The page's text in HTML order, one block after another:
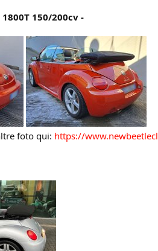
1800T 150/200cv -
foto qui: https://